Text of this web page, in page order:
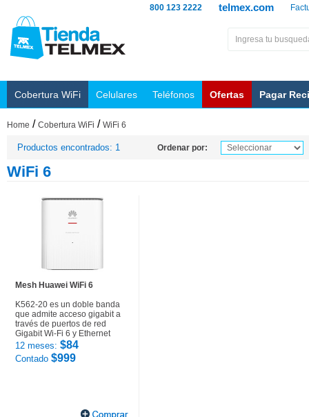
telmex.com
800 123 2222
Cobertura WiFi Celulares Teléfonos Ofertas Pagar
Home / Cobertura WiFi / WiFi 6
Productos encontrados: 1 Ordenar por:
WiFi 6
Mesh Huawei WiFi 6
K562-20 es un doble banda
que admite acceso gigabit a
través de puertos de red
Gigabit Wi-Fi 6 y Ethernet
12 meses: $84
Contado $999